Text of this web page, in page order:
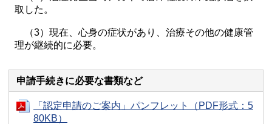
取した。
（3）現在、心身の症状があり、治療その他の健康管
理が継続的に必要。
申請手続きに必要な書類など
「認定申請のご案内」パンフレット（PDF形式：5
80KB）